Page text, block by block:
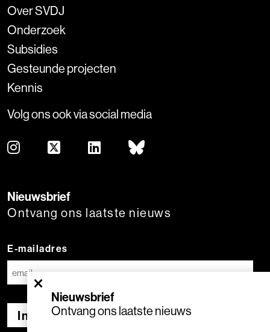
×
Nieuwsbrief
Ontvang ons laatste nieuws
Over SVDJ
Onderzoek
Subsidies
Gesteunde projecten
Kennis
Volg ons ook via social media
Nieuwsbrief
Ontvang ons laatste nieuws
E-mailadres
Inschrijven